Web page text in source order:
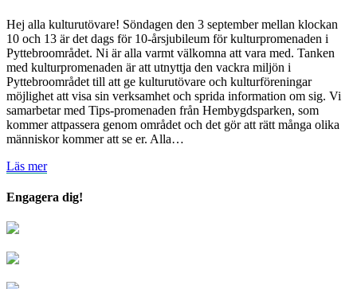
Hej alla kulturutövare! Söndagen den 3 september mellan klockan
10 och 13 är det dags för 10-årsjubileum för kulturpromenaden i
Pyttebroområdet. Ni är alla varmt välkomna att vara med. Tanken
med kulturpromenaden är att utnyttja den vackra miljön i
Pyttebroområdet till att ge kulturutövare och kulturföreningar
möjlighet att visa sin verksamhet och sprida information om sig. Vi
samarbetar med Tips-promenaden från Hembygdsparken, som
kommer attpassera genom området och det gör att rätt många olika
människor kommer att se er. Alla…
Läs merLäs
Engagera dig!